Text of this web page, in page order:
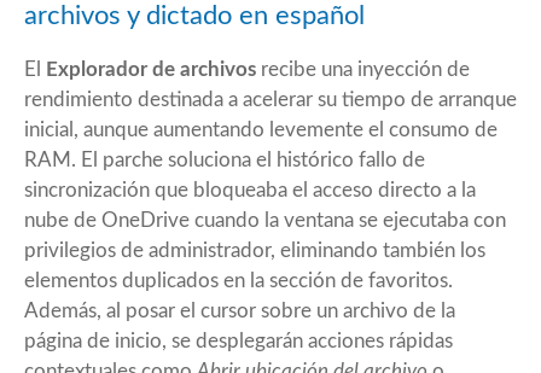
archivos y dictado en español
El Explorador de archivos recibe una inyección de
rendimiento destinada a acelerar su tiempo de arranque
inicial, aunque aumentando levemente el consumo de
RAM. El parche soluciona el histórico fallo de
sincronización que bloqueaba el acceso directo a la
nube de OneDrive cuando la ventana se ejecutaba con
privilegios de administrador, eliminando también los
elementos duplicados en la sección de favoritos.
Además, al posar el cursor sobre un archivo de la
página de inicio, se desplegarán acciones rápidas